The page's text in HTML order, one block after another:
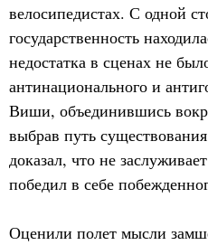
велосипедистах. С одной
государственность
недостатка в сценах не
антинационального и
Виши, объединившись
выбрав путь
доказал, что не
победил в себе
Оценили полет мысли